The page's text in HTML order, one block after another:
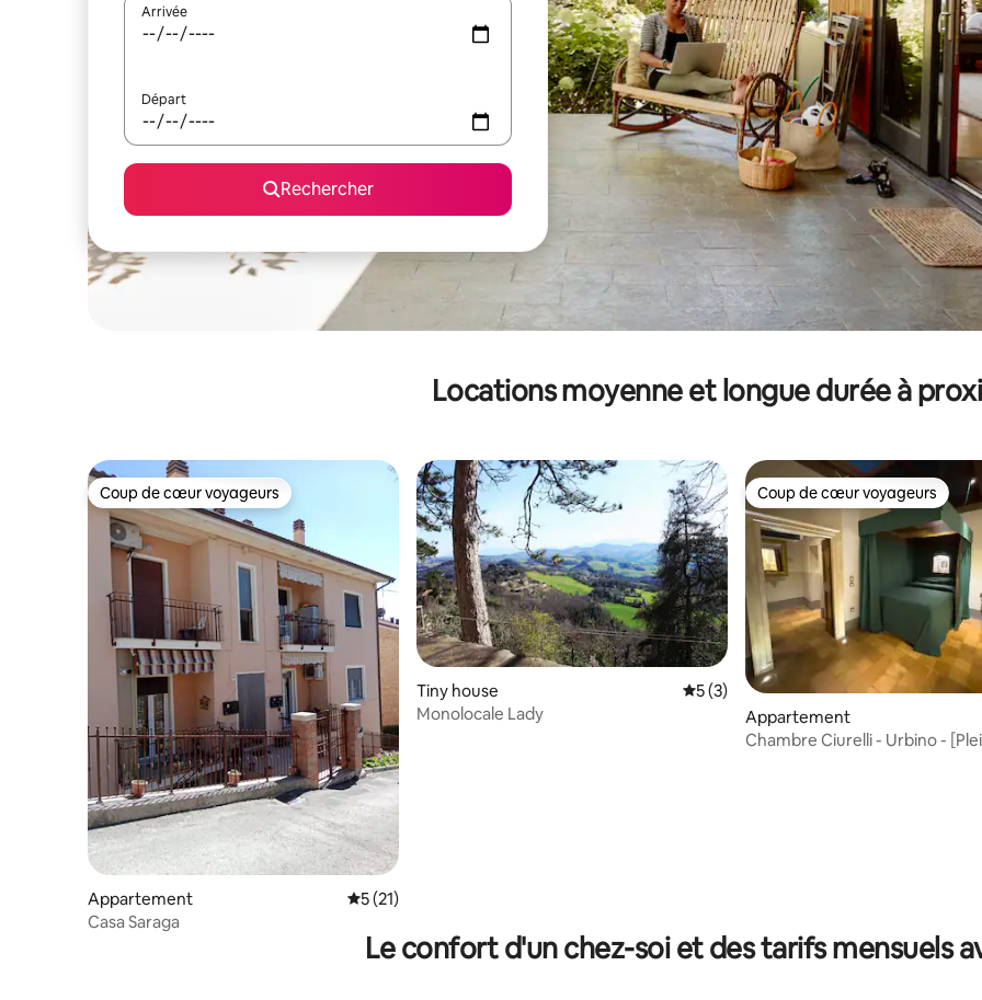
Arrivée
Départ
Rechercher
Locations moyenne et longue durée à
Coup de cœur voyageurs
Coup de cœur voyageurs
Appartement Évaluation moyenne sur la base de 21 commentaires : 5 sur 5
5 (21)
Casa Saraga
Tiny house Évaluation moyenne sur la base de 3
5 (3)
Monolocale Lady
Coup de cœur voyageurs
Coup de cœur voyageurs
Appartement
Chambre Ciurelli - Urbino -
Le confort d'un chez-soi et des tarifs mensuels